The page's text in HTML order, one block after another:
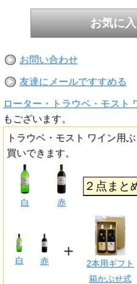
お問い合わせ
友達にメールですすめる
ローター・トラウベ・モスト
もございます。
トラウベ・モスト ワイン用
買いできます。
白 赤
白 赤
＋
2本用ギフト
箱かぶせ式